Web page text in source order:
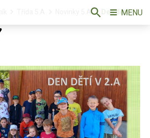
Novinky 5.A Den dětíMENU